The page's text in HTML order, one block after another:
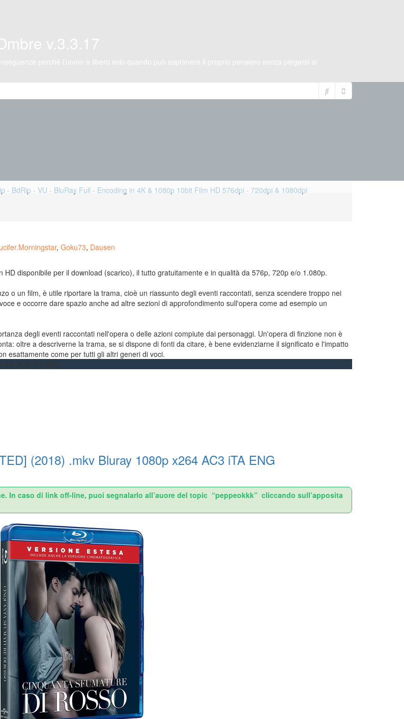
v.3.3.17
perchè l’uomo è libero solo quando può esprimere il proprio pensiero senza piegarsi ai
- BdRip - VU - BluRay Full - Encoding in 4K & 1080p 10bit Film HD 576dpi - 720dpi & 1080dpi
, Goku73, Dausen
disponibile per il download (scarico), il tutto gratuitamente e in qualità da 576p, 720p e/o 1.080p.
o un film, è utile riportare la trama, cioè un riassunto degli eventi raccontati, senza scendere troppo nei
e occorre dare spazio anche ad altre sezioni di approfondimento sull'opera come ad esempio un
degli eventi raccontati nell'opera o delle azioni compiute dai personaggi. Un'opera di finzione non è
oltre a descriverne la trama, se si dispone di fonti da citare, è bene evidenziarne il significato e l'impatto
esattamente come per tutti gli altri generi di voci.
AC3 iTA ENG
(2018) .mkv Bluray 1080p x264 AC3 iTA ENG
In caso di link off-line, puoi segnalarlo all’auore del topic “peppeokkk” cliccando sull’apposita